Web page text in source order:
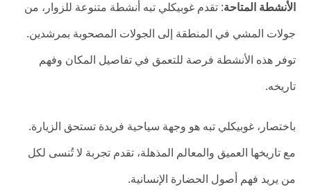
الأنشطة المتاحة: تقدم غوبيكلي تبه أنشطة متنوعة للزوار، من
جولات المشي في المنطقة إلى الجولات المصحوبة بمرشدين.
توفر هذه الأنشطة فرصة للتعمق في تفاصيل المكان وفهم
تاريخه.
باختصار، غوبيكلي تبه هو وجهة سياحية فريدة تستحق الزيارة.
مع تاريخها العميق والمعالم المذهلة، تقدم تجربة لا تُنسى لكل
من يريد فهم أصول الحضارة الإنسانية.